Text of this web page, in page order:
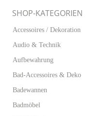
SHOP-KATEGORIEN
Accessoires / Dekoration
Audio & Technik
Aufbewahrung
Bad-Accessoires & Deko
Badewannen
Badmöbel